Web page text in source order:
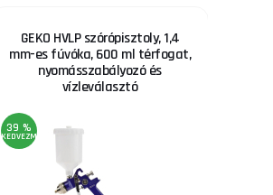
GEKO HVLP szórópisztoly, 1,4
mm-es fúvóka, 600 ml térfogat,
nyomásszabályozó és
vízleválasztó
39 %
KEDVEZMÉNY